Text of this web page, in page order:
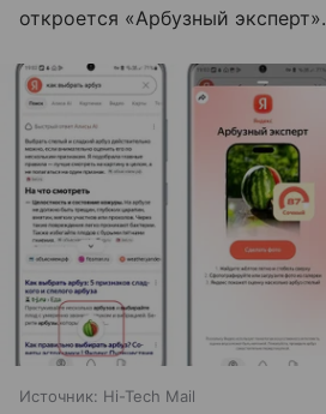
откроется «Арбузный эксперт».
Источник: Hi-Tech Mail